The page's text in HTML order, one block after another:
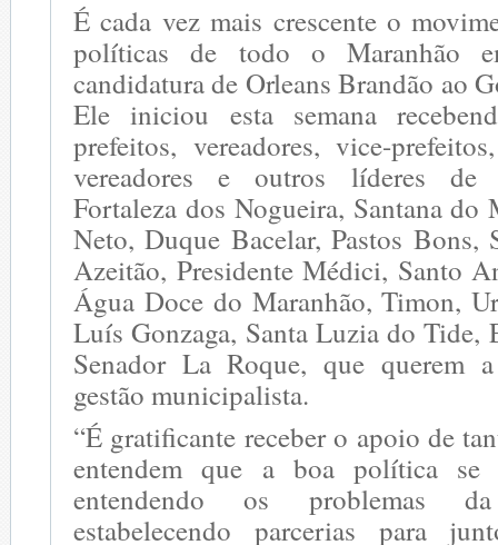
É cada vez mais crescente o
políticas de todo o Maranhão
candidatura de Orleans Brandão ao
Ele iniciou esta semana
prefeitos, vereadores, vice-
vereadores e outros líderes de
Fortaleza dos Nogueira, Santana do
Neto, Duque Bacelar, Pastos Bons,
Azeitão, Presidente Médici, Santo
Água Doce do Maranhão, Timon,
Luís Gonzaga, Santa Luzia do Tide,
Senador La Roque, que querem
gestão municipalista.
“É gratificante receber o apoio de
entendem que a boa política se
entendendo os problemas
estabelecendo parcerias para